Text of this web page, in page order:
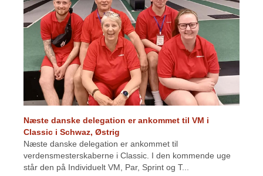
Næste danske delegation er ankommet til VM i
Classic i Schwaz, Østrig
Næste danske delegation er ankommet til
verdensmesterskaberne i Classic. I den kommende uge
står den på Individuelt VM, Par, Sprint og T...